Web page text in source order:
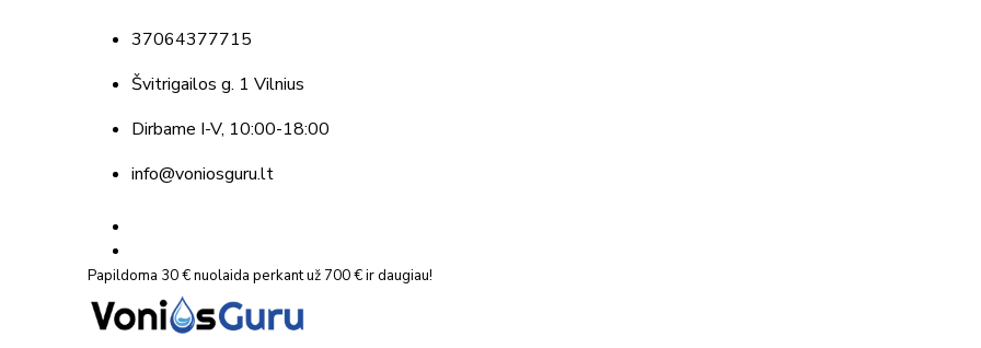
37064377715
Švitrigailos g. 1 Vilnius
Dirbame I-V, 10:00-18:00
info@voniosguru.lt
Papildoma 30 € nuolaida perkant už 700 € ir daugiau!